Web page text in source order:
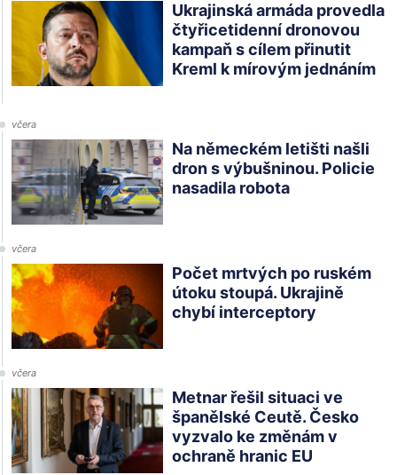
Ukrajinská armáda provedla
čtyřicetidenní dronovou
kampaň s cílem přinutit
Kreml k mírovým jednáním
včera
Na německém letišti našli
dron s výbušninou. Policie
nasadila robota
včera
Počet mrtvých po ruském
útoku stoupá. Ukrajině
chybí interceptory
včera
Metnar řešil situaci ve
španělské Ceutě. Česko
vyzvalo ke změnám v
ochraně hranic EU